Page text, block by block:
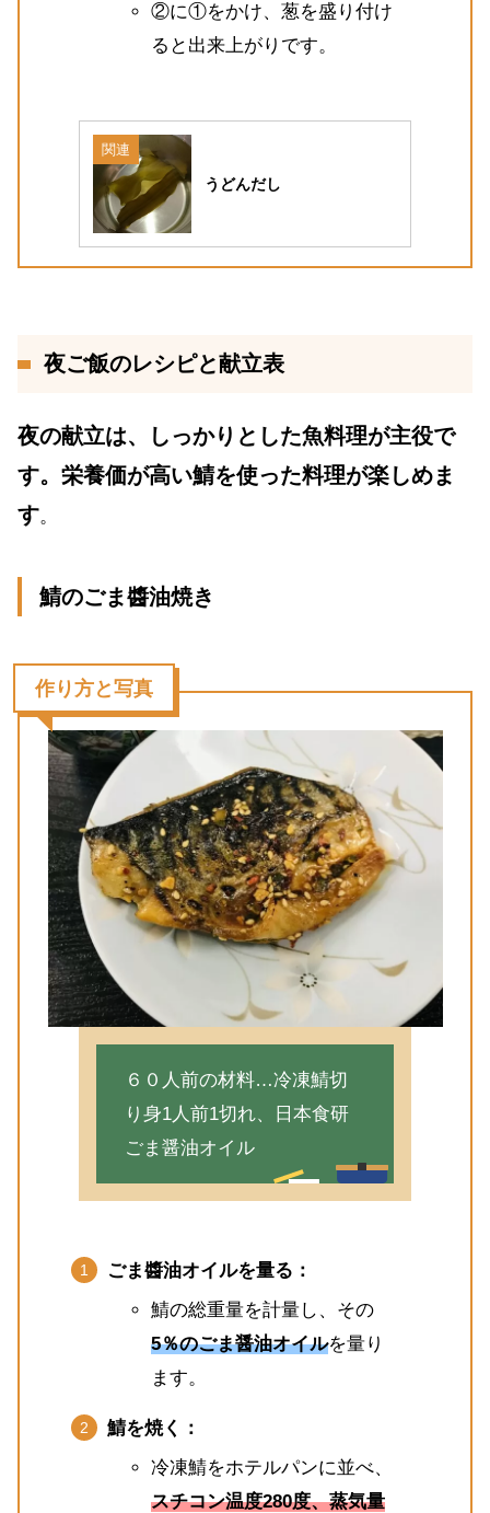
②に①をかけ、葱を盛り付け
ると出来上がりです。
関連
うどんだし
夜ご飯のレシピと献立表
夜の献立は、しっかりとした魚料理が主役で
す。栄養価が高い鯖を使った料理が楽しめま
す。
鯖のごま醬油焼き
作り方と写真
６０人前の材料…冷凍鯖切
り身1人前1切れ、日本食研
ごま醤油オイル
ごま醬油オイルを量る：
鯖の総重量を計量し、その
5％のごま醤油オイルを量り
ます。
鯖を焼く：
冷凍鯖をホテルパンに並べ、
スチコン温度280度、蒸気量